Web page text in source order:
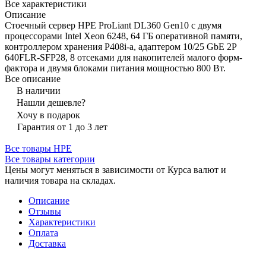
Все характеристики
Описание
Стоечный сервер HPE ProLiant DL360 Gen10 с двумя
процессорами Intel Xeon 6248, 64 ГБ оперативной памяти,
контроллером хранения P408i-a, адаптером 10/25 GbE 2P
640FLR-SFP28, 8 отсеками для накопителей малого форм-
фактора и двумя блоками питания мощностью 800 Вт.
Все описание
В наличии
Нашли дешевле?
Хочу в подарок
Гарантия от 1 до 3 лет
Все товары HPE
Все товары категории
Цены могут меняться в зависимости от Курса валют и
наличия товара на складах.
Описание
Отзывы
Характеристики
Оплата
Доставка